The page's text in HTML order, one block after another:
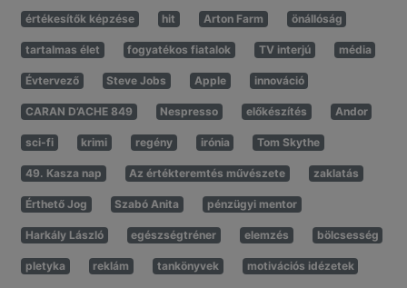
értékesítők képzése hit Arton Farm önállóság
tartalmas élet fogyatékos fiatalok TV interjú média
Évtervező Steve Jobs Apple innováció
CARAN D’ACHE 849 Nespresso előkészítés Andor
sci-fi krimi regény irónia Tom Skythe
49. Kasza nap Az értékteremtés művészete zaklatás
Érthető Jog Szabó Anita pénzügyi mentor
Harkály László egészségtréner elemzés bölcsesség
pletyka reklám tankönyvek motivációs idézetek